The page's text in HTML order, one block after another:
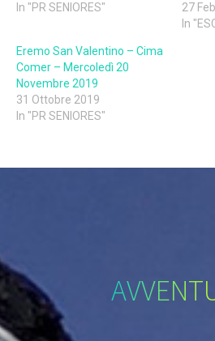
In "PR SENIORES"
27
In
Eremo San Valentino – Cima
Comer – Mercoledì 20
Novembre 2019
31 Ottobre 2019
In "PR SENIORES"